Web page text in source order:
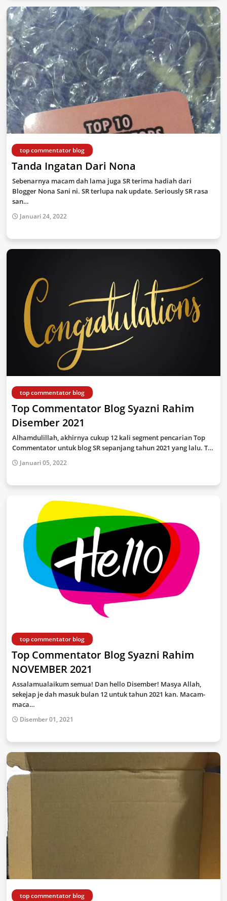
top commentator blog
Tanda Ingatan Dari Nona
Sebenarnya macam dah lama juga SR terima hadiah dari
Blogger Nona Sani ni. SR terlupa nak update. Seriously SR rasa
san…
Januari 24, 2022
top commentator blog
Top Commentator Blog Syazni Rahim
Disember 2021
Alhamdulillah, akhirnya cukup 12 kali segment pencarian Top
Commentator untuk blog SR sepanjang tahun 2021 yang lalu. T…
Januari 05, 2022
top commentator blog
Top Commentator Blog Syazni Rahim
NOVEMBER 2021
Assalamualaikum semua! Dan hello Disember! Masya Allah,
sekejap je dah masuk bulan 12 untuk tahun 2021 kan. Macam-
maca…
Disember 01, 2021
top commentator blog